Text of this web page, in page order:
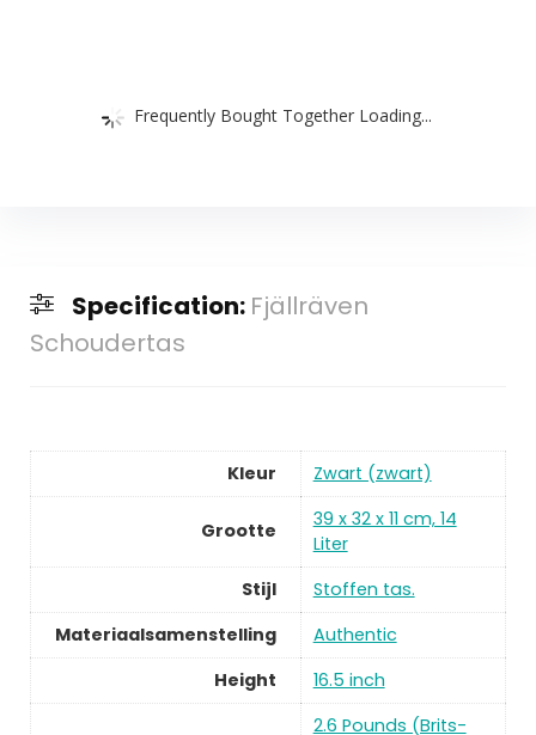
Frequently Bought Together Loading...
Specification: Fjällräven
Schoudertas
Kleur Zwart (zwart)
Grootte
39 x 32 x 11 cm, 14
Liter
Stijl
Stoffen tas.
Materiaalsamenstelling
Authentic
Height
16.5 inch
2.6 Pounds (Brits-